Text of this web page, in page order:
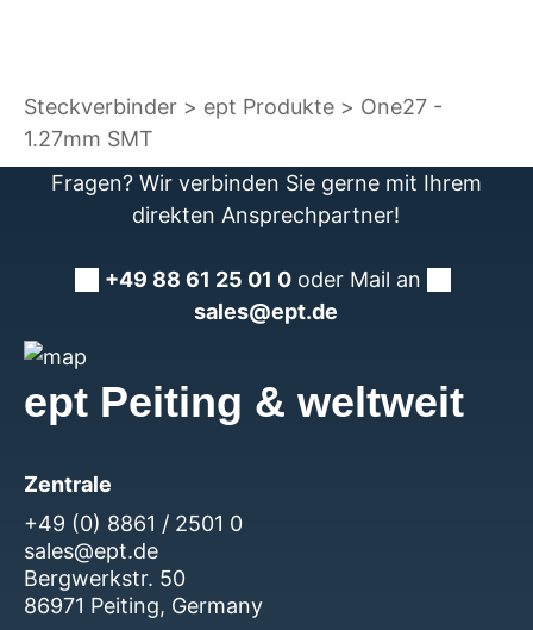
Steckverbinder ept Produkte
One27 -
1.27mm SMT
Fragen? Wir verbinden Sie gerne mit Ihrem
direkten Ansprechpartner!
+49 88 61 25 01 0 oder Mail an
sales@ept.de
ept Peiting & weltweit
Zentrale
+49 (0) 8861 / 2501 0
sales@ept.de
Bergwerkstr. 50
86971 Peiting, Germany